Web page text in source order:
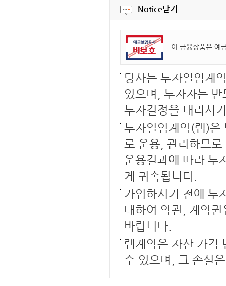
Notice닫기
이 금융상품은 예
당사는 투자일임계
있으며, 투자자는
투자결정을 내리시
투자일임계약(랩)은
로 운용, 관리하므
운용결과에 따라 투
게 귀속됩니다.
가입하시기 전에 투
대하여 약관, 계약
바랍니다.
랩계약은 자산 가격
수 있으며, 그 손실